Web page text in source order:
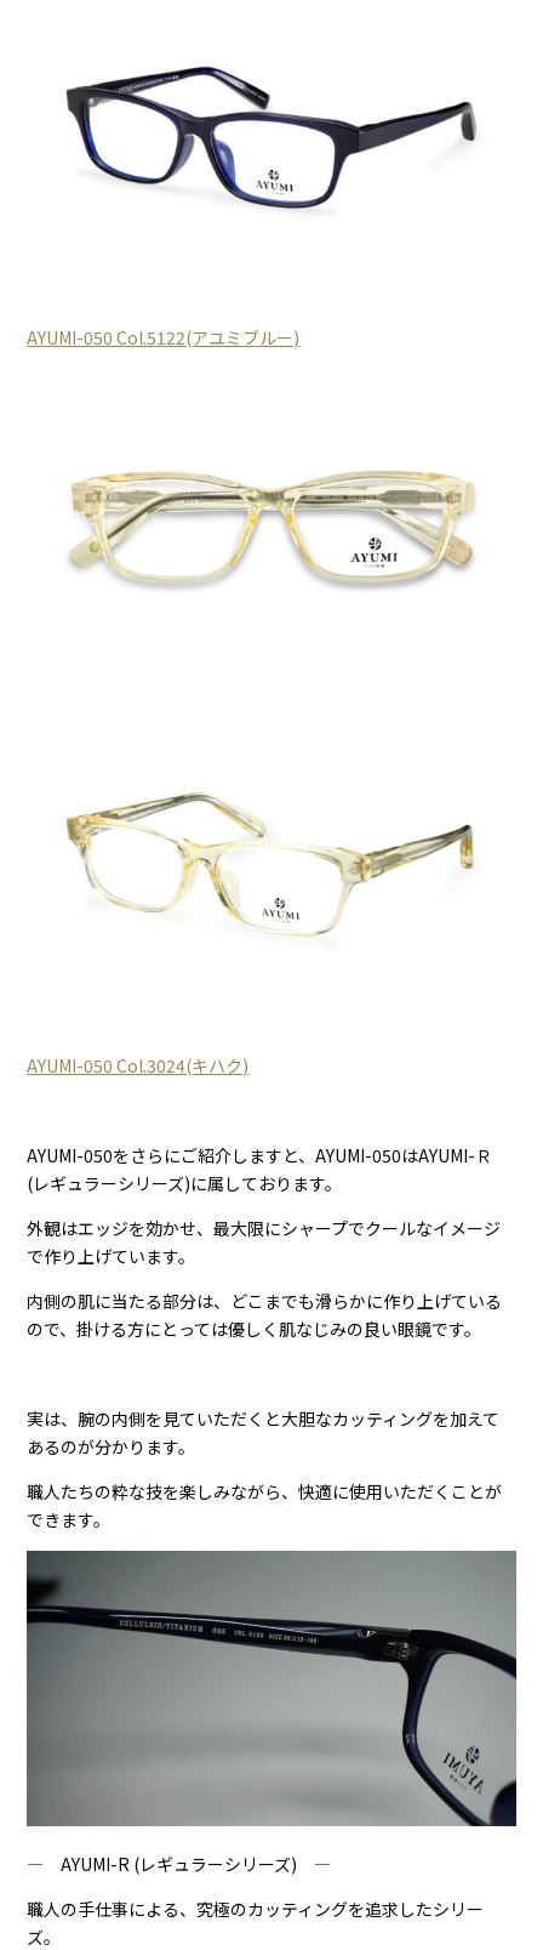
AYUMI-050 Col.5122(アユミブルー)
AYUMI-050 Col.3024(キハク)
AYUMI-050をさらにご紹介しますと、AYUMI-050はAYUMI-Ｒ
(レギュラーシリーズ)に属しております。
外観はエッジを効かせ、最大限にシャープでクールなイメージ
で作り上げています。
内側の肌に当たる部分は、どこまでも滑らかに作り上げている
ので、掛ける方にとっては優しく肌なじみの良い眼鏡です。
実は、腕の内側を見ていただくと大胆なカッティングを加えて
あるのが分かります。
職人たちの粋な技を楽しみながら、快適に使用いただくことが
できます。
― AYUMI-R (レギュラーシリーズ) ―
職人の手仕事による、究極のカッティングを追求したシリー
ズ。